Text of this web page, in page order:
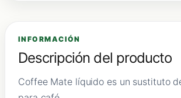
INFORMACIÓN
Descripción del producto
Coffee Mate líquido es un sustituto